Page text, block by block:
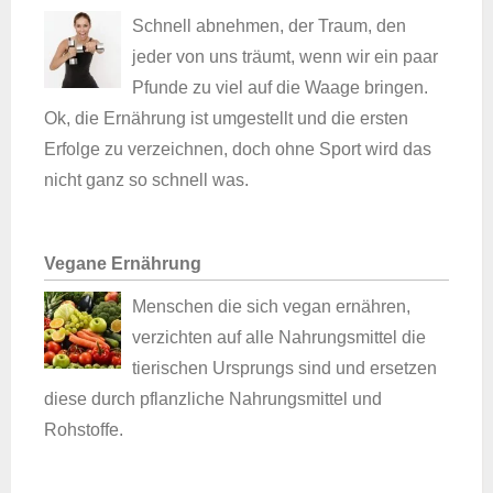
Schnell abnehmen, der Traum, den
jeder von uns träumt, wenn wir ein paar
Pfunde zu viel auf die Waage bringen.
Ok, die Ernährung ist umgestellt und die ersten
Erfolge zu verzeichnen, doch ohne Sport wird das
nicht ganz so schnell was.
Vegane Ernährung
Menschen die sich vegan ernähren,
verzichten auf alle Nahrungsmittel die
tierischen Ursprungs sind und ersetzen
diese durch pflanzliche Nahrungsmittel und
Rohstoffe.